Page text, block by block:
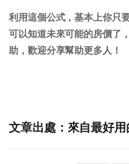
利用這個公式，基本上你只
可以知道未來可能的房價了
助，歡迎分享幫助更多人！
文章出處：來自最好